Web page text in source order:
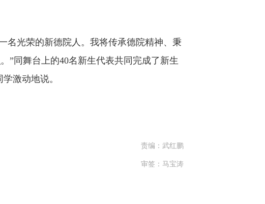
光荣的新德院人。我将传承德院精神、秉
”同舞台上的40名新生代表共同完成了新生
激动地说。
责编：武红鹏
审签：马宝涛